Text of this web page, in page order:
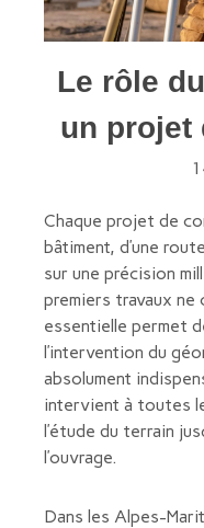
Le rôle
un projet
Chaque projet de
bâtiment, d’une
sur une précision
premiers travaux ne
essentielle permet
l’intervention du
absolument
intervient à toutes
l’étude du terrain
l’ouvrage.
Dans les Alpes-